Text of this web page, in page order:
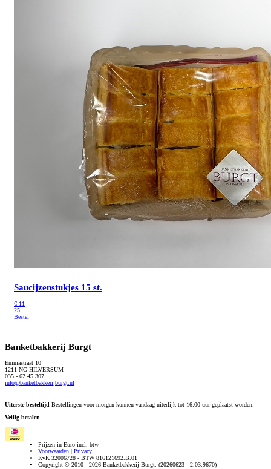
Saucijzenstukjes 15 st.
€ 11
25
Bestel
Banketbakkerij Burgt
Emmastraat 10
1211 NG HILVERSUM
035 - 62 45 307
info@banketbakkerijburgt.nl
Uiterste besteltijd Bestellingen voor morgen kunnen vandaag uiterlijk tot 16:00 uur geplaatst worden.
Veilig betalen
Prijzen in Euro incl. btw
Voorwaarden | Privacy
KvK 32006728 - BTW 816121692.B.01
Copyright © 2010 - 2026 Banketbakkerij Burgt. (20260623 - 2.03.9670)